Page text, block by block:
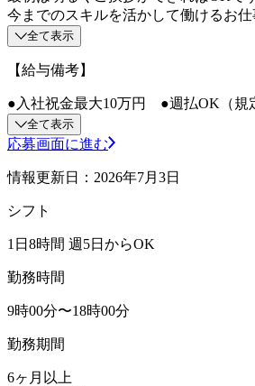
今までのスキルを活かして働けるお仕
全て表示
【給与備考】
●入社祝金最大10万円 ●週払OK（規
全て表示
応募画面に進む
情報更新日：2026年7月3日
シフト
1日8時間 週5日からOK
勤務時間
9時00分〜18時00分
勤務期間
6ヶ月以上